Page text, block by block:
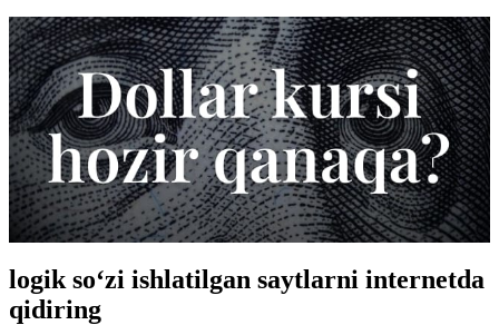
logik so‘zi ishlatilgan saytlarni internetda
qidiring